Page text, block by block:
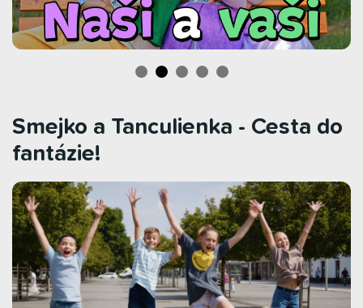
Smejko a Tanculienka - Cesta do
fantázie!